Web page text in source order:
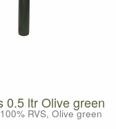
0.5 ltr Olive green
RVS, Olive green